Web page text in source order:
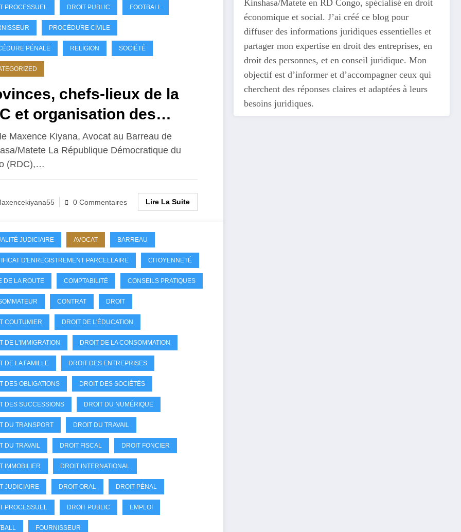
PROCESSUEL DROIT PUBLIC FOOTBALL
PROCÉDURE CIVILE
PÉNALE RELIGION SOCIÉTÉ
chefs-lieux de la
et organisation des
publics
Maxence Kiyana, Avocat au Barreau de
Matete La République Démocratique du
(RDC),…
0 Commentaires Lire La Suite
JUDICIAIRE AVOCAT BARREAU
D'ENREGISTREMENT PARCELLAIRE CITOYENNETÉ
DE LA ROUTE COMPTABILITÉ CONSEILS PRATIQUES
CONTRAT DROIT
COUTUMIER DROIT DE L'ÉDUCATION
DE L'IMMIGRATION DROIT DE LA CONSOMMATION
DE LA FAMILLE DROIT DES ENTREPRISES
DES OBLIGATIONS DROIT DES SOCIÉTÉS
DES SUCCESSIONS DROIT DU NUMÉRIQUE
DU TRANSPORT DROIT DU TRAVAIL
DU TRAVAIL DROIT FISCAL DROIT FONCIER
IMMOBILIER DROIT INTERNATIONAL
JUDICIAIRE DROIT ORAL DROIT PÉNAL
PROCESSUEL DROIT PUBLIC EMPLOI
FOURNISSEUR
Kinshasa/Matete en RD Congo, spécialisé en droit
économique et social. J’ai créé ce blog pour
diffuser des informations juridiques essentielles et
partager mon expertise en droit des entreprises, en
droit des personnes, et en conseil juridique. Mon
objectif est d’informer et d’accompagner ceux qui
cherchent des réponses claires et adaptées à leurs
besoins juridiques.